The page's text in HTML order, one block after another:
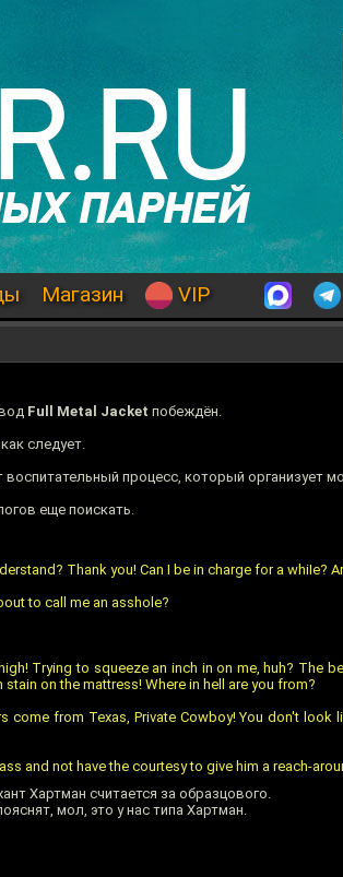
Магазин VIP
Full Metal Jacket побеждён.
следует.
процесс, который организует
еще поискать.
Thank you! Can I be in charge for a whiIe?
to call me an asshole?
Trying to squeeze an inch in on me, huh? The
on the mattress! Where in hell are you from?
come from Texas, Private Cowboy! You don't
and not have the courtesy to give him a reach-
Хартман считается за образцового.
мол, это у нас типа Хартман.